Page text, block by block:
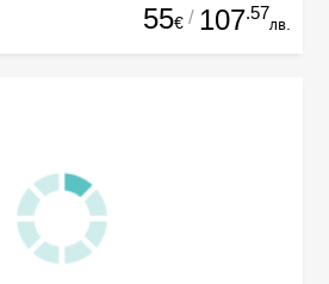
55€ / 107.57
лв.